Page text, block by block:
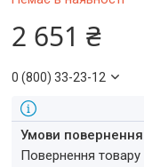
2 651 ₴
0 (800) 33-23-12
повернення